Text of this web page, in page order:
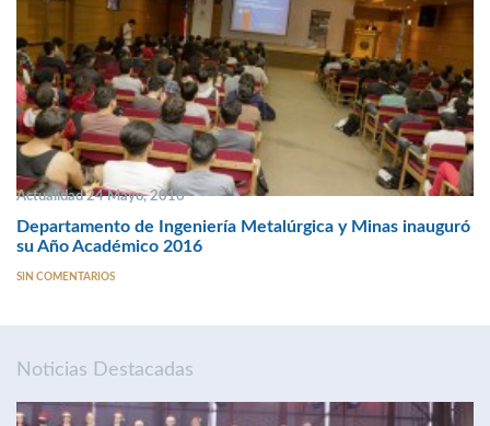
Actualidad 24 Mayo, 2016
Departamento de Ingeniería Metalúrgica y Minas inauguró
su Año Académico 2016
SIN COMENTARIOS
Noticias Destacadas